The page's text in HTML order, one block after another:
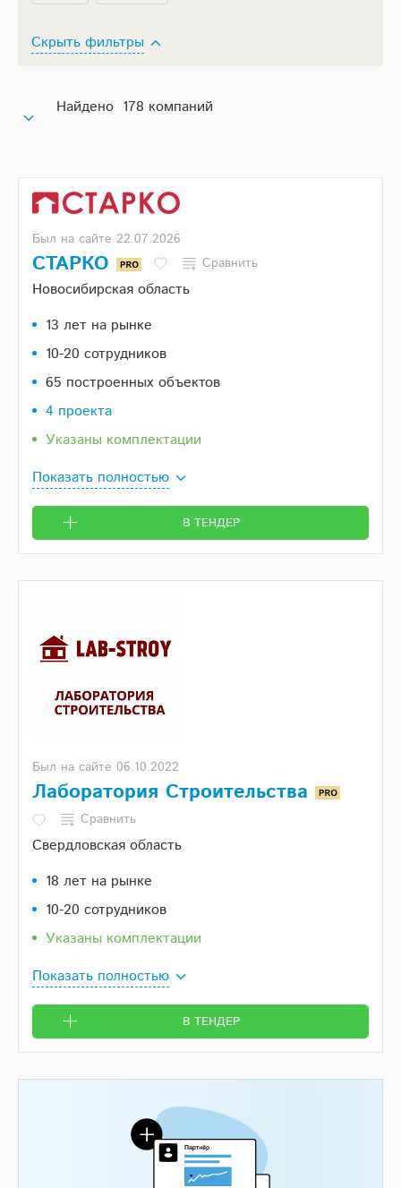
Скрыть фильтры
Найдено 178 компаний
Был на сайте 22.07.2026
СТАРКО Сравнить
Новосибирская область
13 лет на рынке
10-20 сотрудников
65 построенных объектов
4 проекта
Указаны комплектации
Показать полностью
В ТЕНДЕР
Был на сайте 06.10.2022
Лаборатория Строительства
Сравнить
Свердловская область
18 лет на рынке
10-20 сотрудников
Указаны комплектации
Показать полностью
В ТЕНДЕР